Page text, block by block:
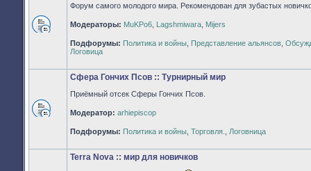
непрочитанных
сообщений
Форум самого молодого мира. Рекомендован для зубастых
Модераторы: MuKPo6 Lagshmiwara Mijers
Подфорумы: Политика и войны Представление альянсов
Логовица
непрочитанных
сообщений
Сфера Гончих Псов :: Турнирный мир
Приёмный отсек Сферы Гончих Псов.
Модератор: arhiepiscop
Подфорумы: Политика и войны Торговля. Логовница
Terra Nova :: мир для новичков